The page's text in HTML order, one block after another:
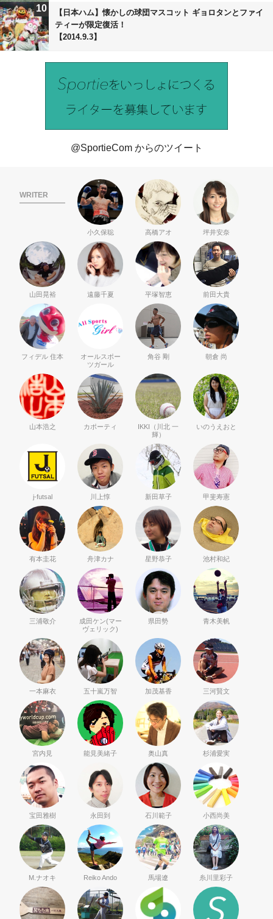
10
【日本ハム】懐かしの球団マスコット ギョロタンとファイ
ティーが限定復活！
【2014.9.3】
@SportieCom からのツイート
WRITER
小久保聡 高橋アオ 坪井安奈
山田晃裕 遠藤千夏 平塚智恵 前田大貴
フィデル 住本
オールスポー
ツガール
角谷 剛 朝倉 尚
山本浩之 カポーティ
IKKI（川北 一
輝）
いのうえおと
j-futsal 川上惇 新田草子 甲斐寿憲
有本圭花 舟津カナ 星野恭子 池村和紀
三浦敬介
成田ケン(マー
ヴェリック)
県田勢 青木美帆
一本麻衣 五十嵐万智 加茂基香 三河賢文
宮内見 能見美緒子 奥山真 杉浦愛実
宝田雅樹 永田到 石川範子 小西尚美
M.ナオキ Reiko Ando 馬場遼 糸川里彩子